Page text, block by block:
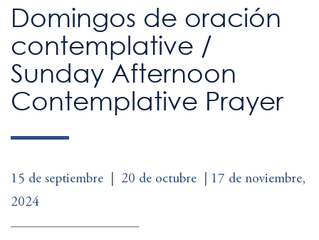
Domingos de oración
contemplative /
Sunday Afternoon
Contemplative Prayer
15 de septiembre 20 de octubre
17 de noviembre,
2024
—————————–